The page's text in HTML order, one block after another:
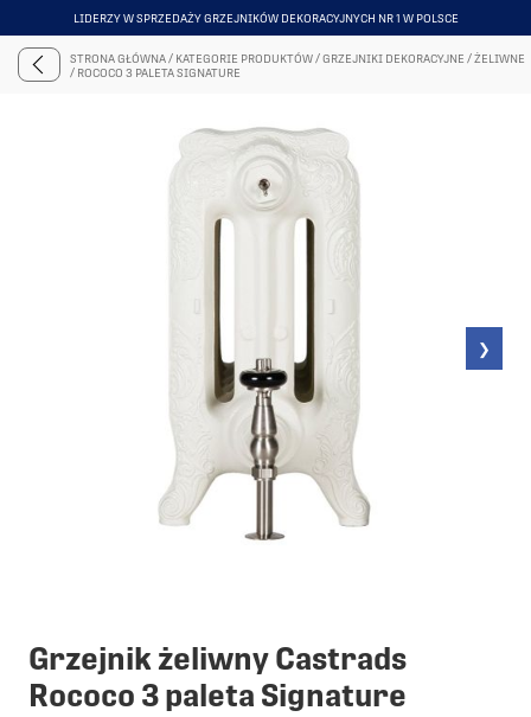
LIDERZY W SPRZEDAŻY GRZEJNIKÓW DEKORACYJNYCH NR 1 W POLSCE
ITEM
STRONA GŁÓWNA/ KATEGORIE PRODUKTÓW/GRZEJNIKI DEKORACYJNE /ŻELIWNE
/ ROCOCO 3 PALETA SIGNATURE
❯
Grzejnik żeliwny Castrads
Rococo 3 paleta Signature